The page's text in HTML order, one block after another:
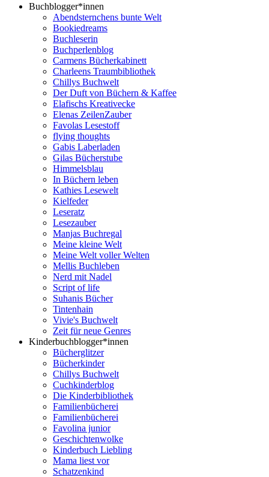
Buchblogger*innen
Abendsternchens bunte Welt
Bookiedreams
Buchleserin
Buchperlenblog
Carmens Bücherkabinett
Charleens Traumbibliothek
Chillys Buchwelt
Der Duft von Büchern & Kaffee
Elafischs Kreativecke
Elenas ZeilenZauber
Favolas Lesestoff
flying thoughts
Gabis Laberladen
Gilas Bücherstube
Himmelsblau
In Büchern leben
Kathies Lesewelt
Kielfeder
Leseratz
Lesezauber
Manjas Buchregal
Meine kleine Welt
Meine Welt voller Welten
Mellis Buchleben
Nerd mit Nadel
Script of life
Suhanis Bücher
Tintenhain
Vivie's Buchwelt
Zeit für neue Genres
Kinderbuchblogger*innen
Bücherglitzer
Bücherkinder
Chillys Buchwelt
Cuchkinderblog
Die Kinderbibliothek
Familienbücherei
Familienbücherei
Favolina junior
Geschichtenwolke
Kinderbuch Liebling
Mama liest vor
Schatzenkind